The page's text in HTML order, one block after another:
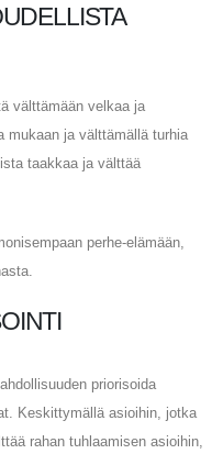
välttämään velkaa ja
mukaan ja välttämällä turhia
taakkaa ja välttää
perhe-elämään,
priorisoida
Keskittymällä asioihin, jotka
rahan tuhlaamisen asioihin,